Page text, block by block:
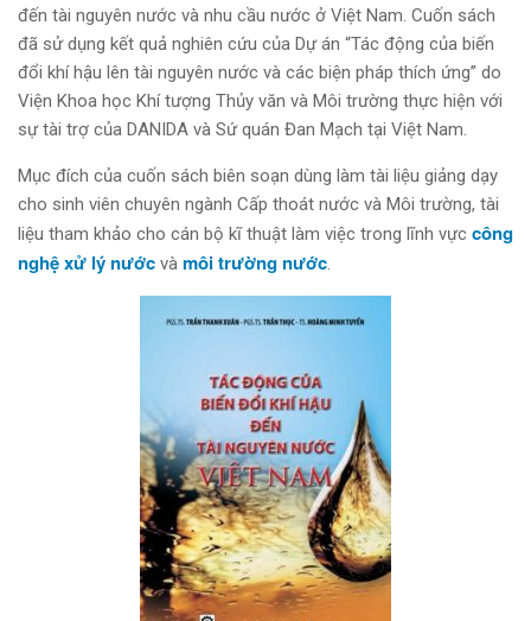
đến tài nguyên nước và nhu cầu nước ở Việt Nam. Cuốn sách
đã sử dụng kết quả nghiên cứu của Dự án “Tác động của biến
đổi khí hậu lên tài nguyên nước và các biện pháp thích ứng” do
Viện Khoa học Khí tượng Thủy văn và Môi trường thực hiện với
sự tài trợ của DANIDA và Sứ quán Đan Mạch tại Việt Nam.
Mục đích của cuốn sách biên soạn dùng làm tài liệu giảng dạy
cho sinh viên chuyên ngành Cấp thoát nước và Môi trường, tài
liệu tham khảo cho cán bộ kĩ thuật làm việc trong lĩnh vực công
nghệ xử lý nước và môi trường nước.